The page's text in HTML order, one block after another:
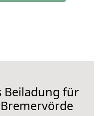
Beiladung für